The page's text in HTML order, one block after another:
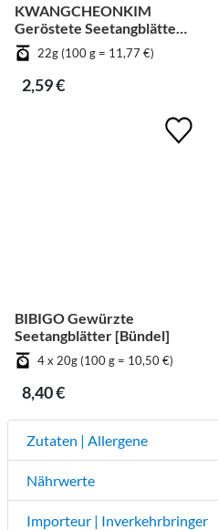
KWANGCHEONKIM
Geröstete Seetangblätter
für Kimbab
22g (100 g = 11,77 €)
2,59 €
BIBIGO Gewürzte
Seetangblätter [Bündel]
4 x 20g (100 g = 10,50 €)
8,40 €
Zutaten | Allergene
Nährwerte
Importeur | Inverkehrbringer